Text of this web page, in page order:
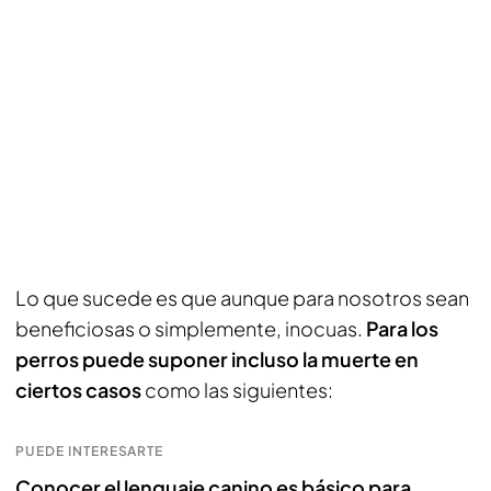
Lo que sucede es que aunque para nosotros sean
beneficiosas o simplemente, inocuas. Para los
perros puede suponer incluso la muerte en
ciertos casoscomo las siguientes:
PUEDE INTERESARTE